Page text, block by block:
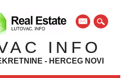
mail
INFO
- HERCEG NOVI